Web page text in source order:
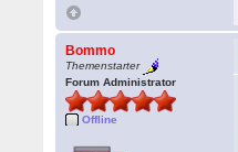
Bommo
Themenstarter
Forum Administrator
Offline